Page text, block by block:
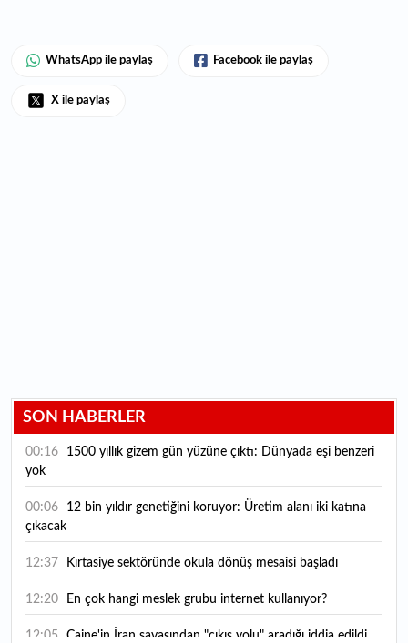
WhatsApp ile paylaş Facebook ile paylaş
X ile paylaş
SON HABERLER
00:16
yok
00:06
çıkacak
12:37 Kırtasiye sektöründe okula dönüş mesaisi başladı
12:20 En çok hangi meslek grubu internet kullanıyor?
12:05 Caine'in İran savaşından "çıkış yolu" aradığı iddia edildi